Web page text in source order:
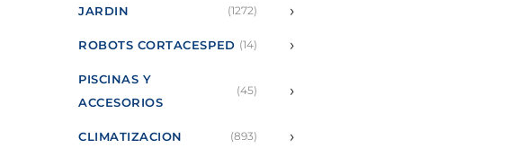
JARDIN (1272) ›
ROBOTS CORTACESPED (14) ›
PISCINAS Y
ACCESORIOS
(45) ›
CLIMATIZACION (893) ›